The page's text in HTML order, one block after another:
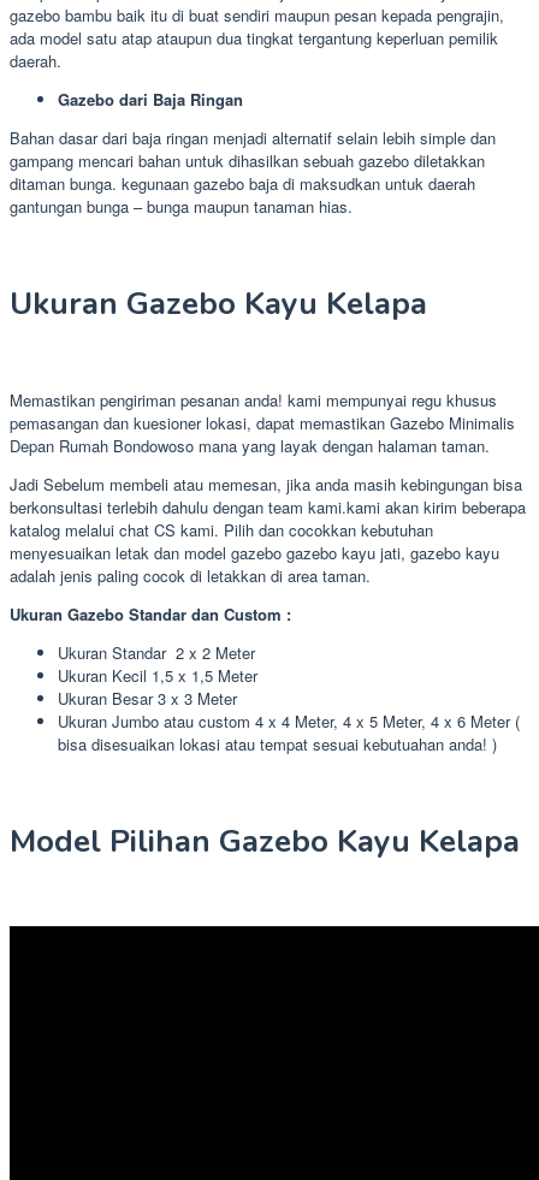
gazebo bambu baik itu di buat sendiri maupun pesan kepada pengrajin,
ada model satu atap ataupun dua tingkat tergantung keperluan pemilik
daerah.
Gazebo dari Baja Ringan
Bahan dasar dari baja ringan menjadi alternatif selain lebih simple dan
gampang mencari bahan untuk dihasilkan sebuah gazebo diletakkan
ditaman bunga. kegunaan gazebo baja di maksudkan untuk daerah
gantungan bunga – bunga maupun tanaman hias.
Ukuran Gazebo Kayu Kelapa
Memastikan pengiriman pesanan anda! kami mempunyai regu khusus
pemasangan dan kuesioner lokasi, dapat memastikan Gazebo Minimalis
Depan Rumah Bondowoso mana yang layak dengan halaman taman.
Jadi Sebelum membeli atau memesan, jika anda masih kebingungan bisa
berkonsultasi terlebih dahulu dengan team kami.kami akan kirim beberapa
katalog melalui chat CS kami. Pilih dan cocokkan kebutuhan
menyesuaikan letak dan model gazebo gazebo kayu jati, gazebo kayu
adalah jenis paling cocok di letakkan di area taman.
Ukuran Gazebo Standar dan Custom :
Ukuran Standar 2 x 2 Meter
Ukuran Kecil 1,5 x 1,5 Meter
Ukuran Besar 3 x 3 Meter
Ukuran Jumbo atau custom 4 x 4 Meter, 4 x 5 Meter, 4 x 6 Meter (
bisa disesuaikan lokasi atau tempat sesuai kebutuahan anda! )
Model Pilihan Gazebo Kayu Kelapa